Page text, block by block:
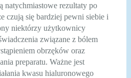
natychmiastowe rezultaty po
czują się bardziej pewni siebie i
niektórzy użytkownicy
związane z bólem
obrzęków oraz
preparatu. Ważne jest
kwasu hialuronowego